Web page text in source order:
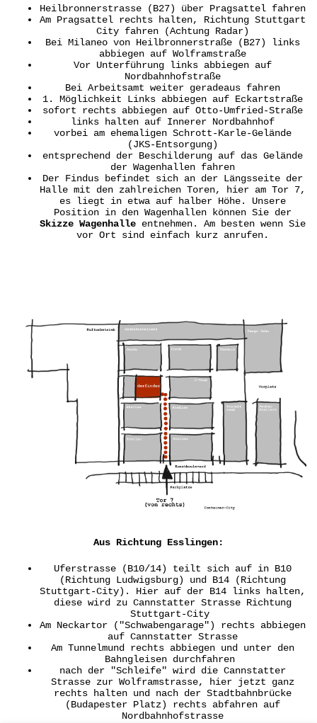
Heilbronnerstrasse (B27) über Pragsattel fahren
Am Pragsattel rechts halten, Richtung Stuttgart
City fahren (Achtung Radar)
Bei Milaneo von Heilbronnerstraße (B27) links
abbiegen auf Wolframstraße
Vor Unterführung links abbiegen auf
Nordbahnhofstraße
Bei Arbeitsamt weiter geradeaus fahren
1. Möglichkeit Links abbiegen auf Eckartstraße
sofort rechts abbiegen auf Otto-Umfried-Straße
links halten auf Innerer Nordbahnhof
vorbei am ehemaligen Schrott-Karle-Gelände
(JKS-Entsorgung)
entsprechend der Beschilderung auf das Gelände
der Wagenhallen fahren
Der Findus befindet sich an der Längsseite der
Halle mit den zahlreichen Toren, hier am Tor 7,
es liegt in etwa auf halber Höhe. Unsere
Position in den Wagenhallen können Sie der
Skizze Wagenhalle entnehmen. Am besten wenn Sie
vor Ort sind einfach kurz anrufen.
Aus Richtung Esslingen:
Uferstrasse (B10/14) teilt sich auf in B10
(Richtung Ludwigsburg) und B14 (Richtung
Stuttgart-City). Hier auf der B14 links halten,
diese wird zu Cannstatter Strasse Richtung
Stuttgart-City
Am Neckartor ("Schwabengarage") rechts abbiegen
auf Cannstatter Strasse
Am Tunnelmund rechts abbiegen und unter den
Bahngleisen durchfahren
nach der "Schleife" wird die Cannstatter
Strasse zur Wolframstrasse, hier jetzt ganz
rechts halten und nach der Stadtbahnbrücke
(Budapester Platz) rechts abfahren auf
Nordbahnhofstrasse